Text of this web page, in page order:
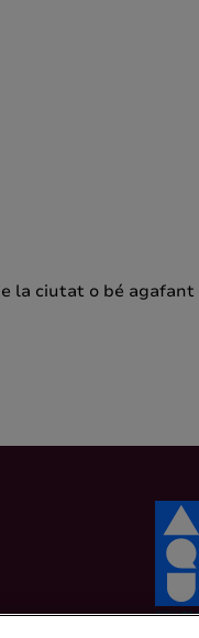
la ciutat o bé agafant